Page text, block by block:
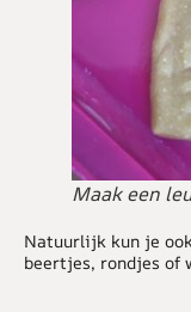
Maak een
Natuurlijk kun je
beertjes, rondjes of